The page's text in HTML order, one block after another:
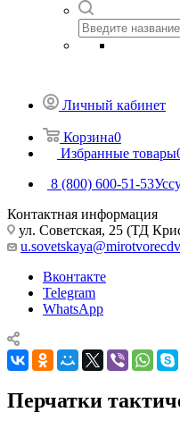
Личный кабинет
Корзина0
Избранные товары
8 (800) 600-51-53
Контактная информация
ул. Советская, 25 (ТД
Вконтакте
Telegram
WhatsApp
Перчатки